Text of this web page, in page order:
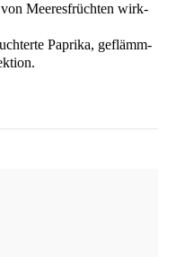
Mee­res­früch­ten wirk­
Papri­ka, geflämm­